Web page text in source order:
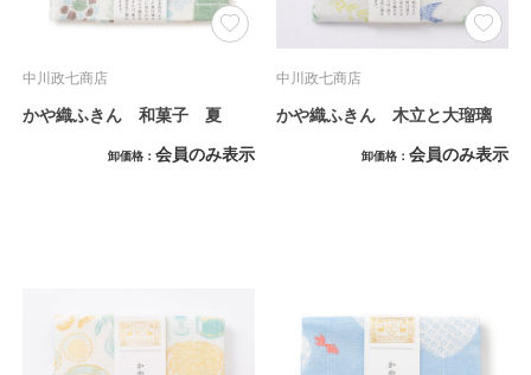
中川政七商店
かや織ふきん 和菓子 夏
卸価格 会員のみ表示
中川政七商店
かや織ふきん 木立と大瑠璃
卸価格 会員のみ表示